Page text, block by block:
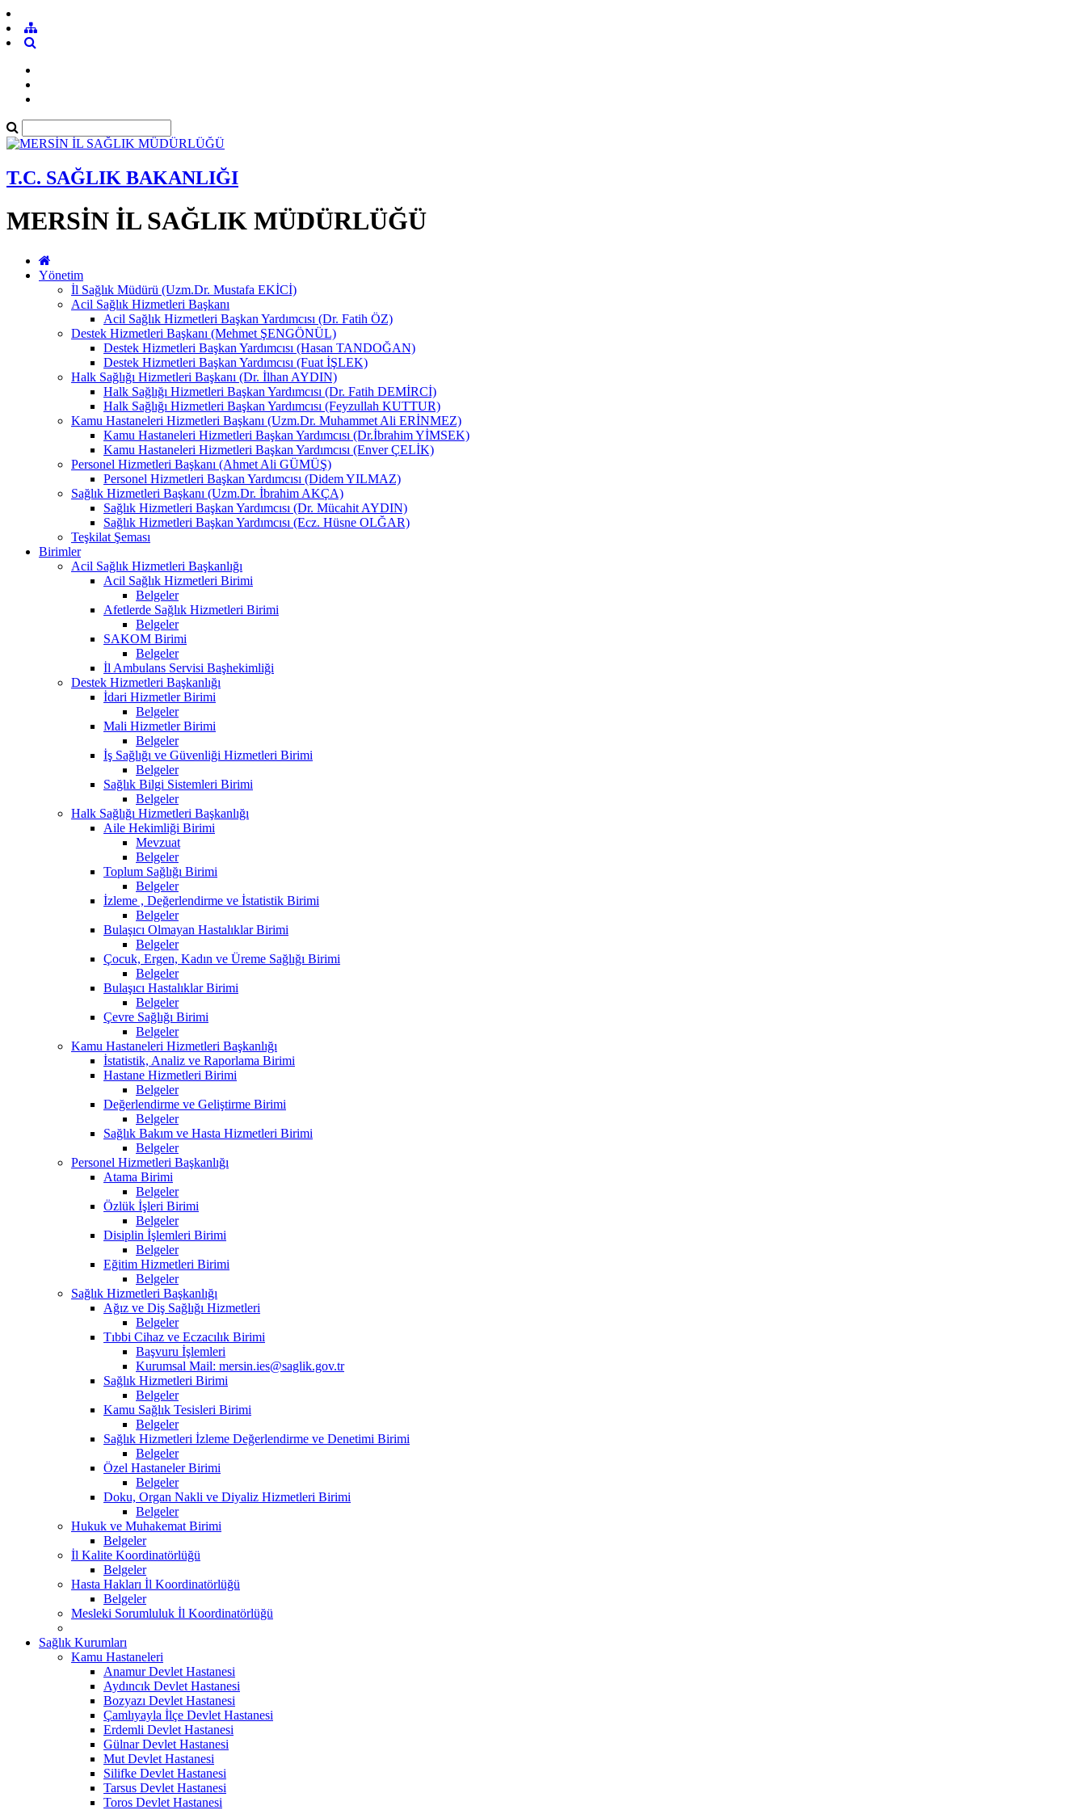
T.C. SAĞLIK BAKANLIĞI
MERSİN İL SAĞLIK MÜDÜRLÜĞÜ
Yönetim
İl Sağlık Müdürü (Uzm.Dr. Mustafa EKİCİ)
Acil Sağlık Hizmetleri Başkanı
Acil Sağlık Hizmetleri Başkan Yardımcısı (Dr. Fatih ÖZ)
Destek Hizmetleri Başkanı (Mehmet ŞENGÖNÜL)
Destek Hizmetleri Başkan Yardımcısı (Hasan TANDOĞAN)
Destek Hizmetleri Başkan Yardımcısı (Fuat İŞLEK)
Halk Sağlığı Hizmetleri Başkanı (Dr. İlhan AYDIN)
Halk Sağlığı Hizmetleri Başkan Yardımcısı (Dr. Fatih DEMİRCİ)
Halk Sağlığı Hizmetleri Başkan Yardımcısı (Feyzullah KUTTUR)
Kamu Hastaneleri Hizmetleri Başkanı (Uzm.Dr. Muhammet Ali ERİNMEZ)
Kamu Hastaneleri Hizmetleri Başkan Yardımcısı (Dr.İbrahim YİMSEK)
Kamu Hastaneleri Hizmetleri Başkan Yardımcısı (Enver ÇELİK)
Personel Hizmetleri Başkanı (Ahmet Ali GÜMÜŞ)
Personel Hizmetleri Başkan Yardımcısı (Didem YILMAZ)
Sağlık Hizmetleri Başkanı (Uzm.Dr. İbrahim AKÇA)
Sağlık Hizmetleri Başkan Yardımcısı (Dr. Mücahit AYDIN)
Sağlık Hizmetleri Başkan Yardımcısı (Ecz. Hüsne OLĞAR)
Teşkilat Şeması
Birimler
Acil Sağlık Hizmetleri Başkanlığı
Acil Sağlık Hizmetleri Birimi
Belgeler
Afetlerde Sağlık Hizmetleri Birimi
Belgeler
SAKOM Birimi
Belgeler
İl Ambulans Servisi Başhekimliği
Destek Hizmetleri Başkanlığı
İdari Hizmetler Birimi
Belgeler
Mali Hizmetler Birimi
Belgeler
İş Sağlığı ve Güvenliği Hizmetleri Birimi
Belgeler
Sağlık Bilgi Sistemleri Birimi
Belgeler
Halk Sağlığı Hizmetleri Başkanlığı
Aile Hekimliği Birimi
Mevzuat
Belgeler
Toplum Sağlığı Birimi
Belgeler
İzleme , Değerlendirme ve İstatistik Birimi
Belgeler
Bulaşıcı Olmayan Hastalıklar Birimi
Belgeler
Çocuk, Ergen, Kadın ve Üreme Sağlığı Birimi
Belgeler
Bulaşıcı Hastalıklar Birimi
Belgeler
Çevre Sağlığı Birimi
Belgeler
Kamu Hastaneleri Hizmetleri Başkanlığı
İstatistik, Analiz ve Raporlama Birimi
Hastane Hizmetleri Birimi
Belgeler
Değerlendirme ve Geliştirme Birimi
Belgeler
Sağlık Bakım ve Hasta Hizmetleri Birimi
Belgeler
Personel Hizmetleri Başkanlığı
Atama Birimi
Belgeler
Özlük İşleri Birimi
Belgeler
Disiplin İşlemleri Birimi
Belgeler
Eğitim Hizmetleri Birimi
Belgeler
Sağlık Hizmetleri Başkanlığı
Ağız ve Diş Sağlığı Hizmetleri
Belgeler
Tıbbi Cihaz ve Eczacılık Birimi
Başvuru İşlemleri
Kurumsal Mail: mersin.ies@saglik.gov.tr
Sağlık Hizmetleri Birimi
Belgeler
Kamu Sağlık Tesisleri Birimi
Belgeler
Sağlık Hizmetleri İzleme Değerlendirme ve Denetimi Birimi
Belgeler
Özel Hastaneler Birimi
Belgeler
Doku, Organ Nakli ve Diyaliz Hizmetleri Birimi
Belgeler
Hukuk ve Muhakemat Birimi
Belgeler
İl Kalite Koordinatörlüğü
Belgeler
Hasta Hakları İl Koordinatörlüğü
Belgeler
Mesleki Sorumluluk İl Koordinatörlüğü
Sağlık Kurumları
Kamu Hastaneleri
Anamur Devlet Hastanesi
Aydıncık Devlet Hastanesi
Bozyazı Devlet Hastanesi
Çamlıyayla İlçe Devlet Hastanesi
Erdemli Devlet Hastanesi
Gülnar Devlet Hastanesi
Mut Devlet Hastanesi
Silifke Devlet Hastanesi
Tarsus Devlet Hastanesi
Toros Devlet Hastanesi